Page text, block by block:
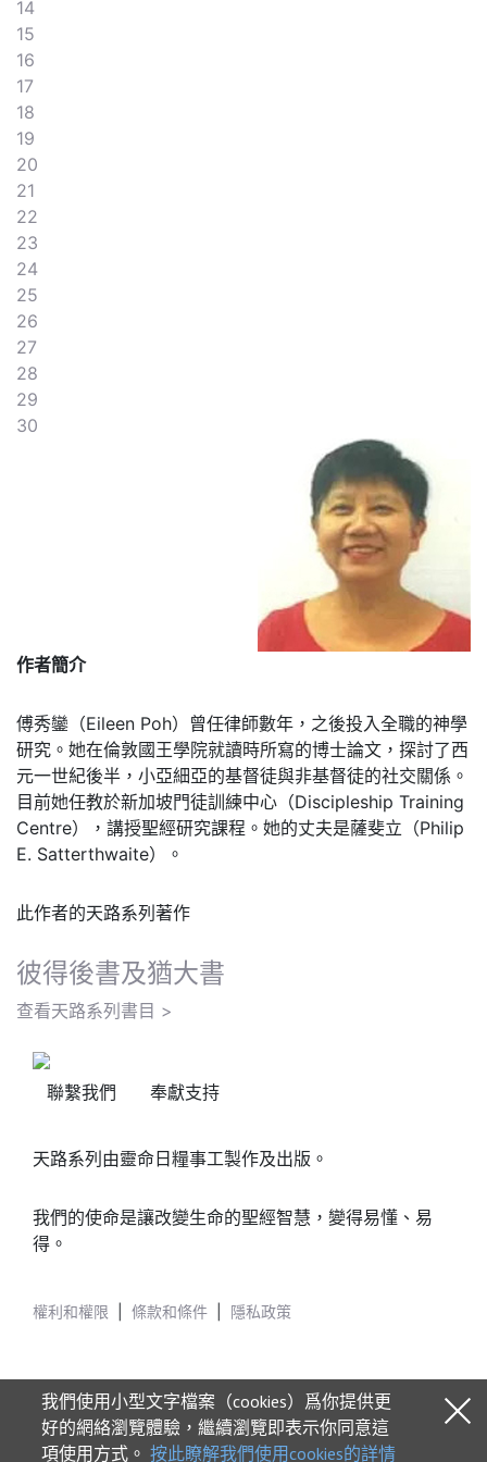
14
15
16
17
18
19
20
21
22
23
24
25
26
27
28
29
30
作者簡介
傅秀鑾（Eileen Poh）曾任律師數年，之後投入全職的神學
研究。她在倫敦國王學院就讀時所寫的博士論文，探討了西
元一世紀後半，小亞細亞的基督徒與非基督徒的社交關係。
目前她任教於新加坡門徒訓練中心（Discipleship Training
Centre），講授聖經研究課程。她的丈夫是薩斐立（Philip
E. Satterthwaite）。
此作者的天路系列著作
彼得後書及猶大書
查看天路系列書目 >
聯繫我們 奉獻支持
天路系列由靈命日糧事工製作及出版。
我們的使命是讓改變生命的聖經智慧，變得易懂、易
得。
權利和權限 條款和條件 隱私政策
© 2026 Our Daily Bread Ministries
我們使用小型文字檔案（cookies）爲你提供更
好的網絡瀏覽體驗，繼續瀏覽即表示你同意這
項使用方式。 按此瞭解我們使用cookies的詳情